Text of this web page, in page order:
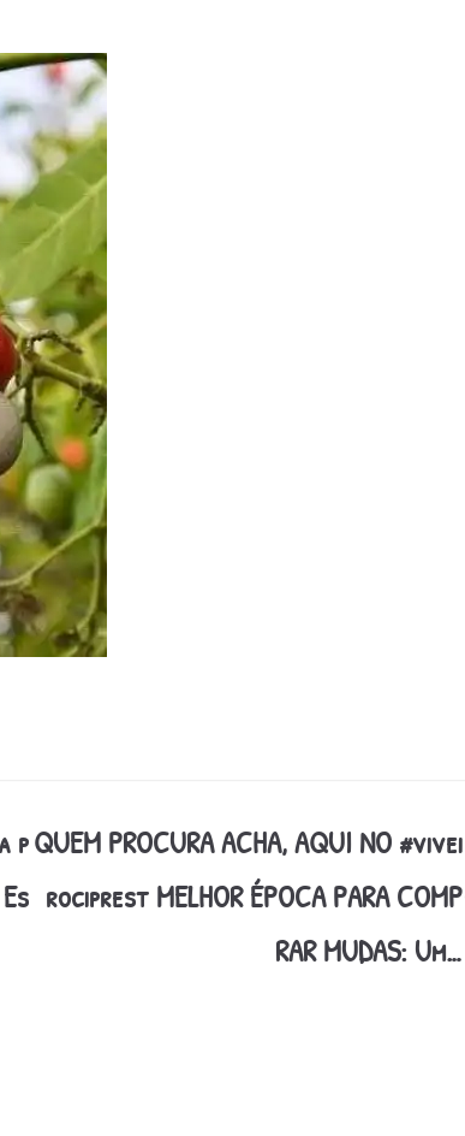
pQUEM PROCURA ACHA, AQUI NO #vivei
rociprest MELHOR ÉPOCA PARA COMP
RAR MUDAS: Um…